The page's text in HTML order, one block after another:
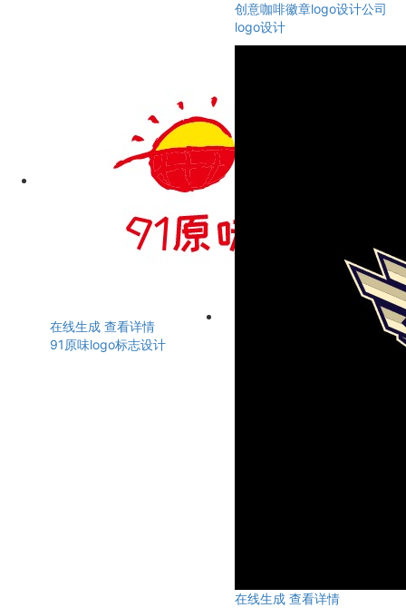
创意咖啡徽章logo设计公司
logo设计
在线生成 查看详情
91原味logo标志设计
在线生成 查看详情